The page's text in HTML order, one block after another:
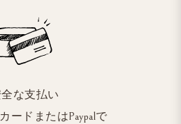
な支払い
ードまたはPaypalで